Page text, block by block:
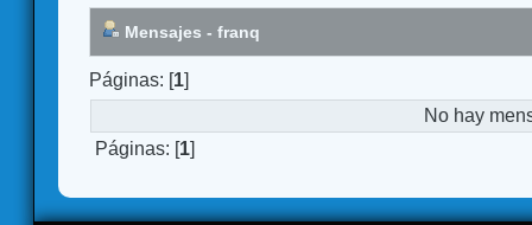
Mensajes - franq
Páginas: [1]
No hay
Páginas: [1]